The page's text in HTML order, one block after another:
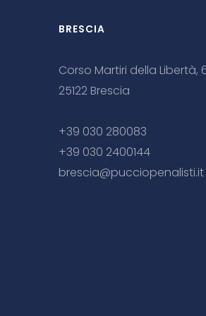
BRESCIA
Corso Martiri della Libertà,
25122 Brescia
+39 030 280083
+39 030 2400144
brescia@pucciopenalisti.it